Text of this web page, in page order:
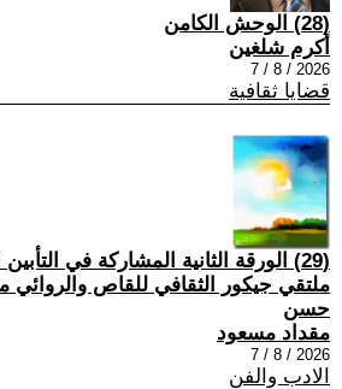
(28) الوحش الكامن
أكرم شلغين
2026 / 8 / 7
قضايا ثقافية
(29) الورقة الثانية المشاركة في
ملتقي جيكور الثقافي للقاص والروائي
حسن
مقداد مسعود
2026 / 8 / 7
الادب والفن